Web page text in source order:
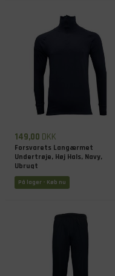
149,00 DKK
Forsvarets Langærmet
Undertrøje, Høj Hals, Navy,
Ubrugt
På lager - Køb nu